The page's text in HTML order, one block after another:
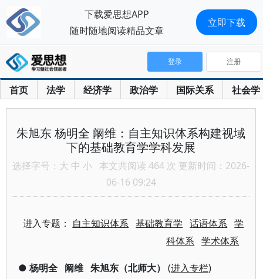
首页 法学 经济学 政治学 国际关系 社会学
登录 注册
朱旭东 杨明全 阚维：自主知识体系构建视域
下的基础教育学学科发展
选择字号： 大 中 小 本文共阅读 464 次 更新时间：2026-
06-16 09:24
进入专题： 自主知识体系 基础教育学 话语体系 学
科体系 学术体系
● 杨明全 阚维 朱旭东（北师大） (进入专栏)
下载爱思想APP
随时随地阅读精品文章
立即下载